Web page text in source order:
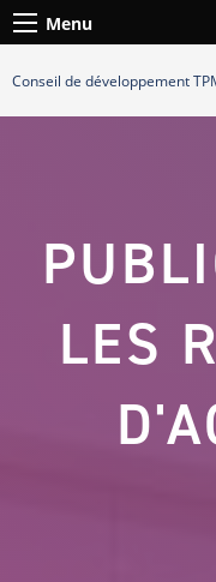
Menu
Conseil de développement
LES